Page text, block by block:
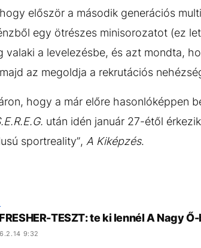
először a második generációs
egy ötrészes minisorozatot (ez
valaki a levelezésbe, és azt mondta,
az megoldja a rekrutációs
hogy a már előre hasonlóképpen
után idén január 27-étől
sportreality”, A Kiképzés.
TESZT: te ki lennél A Nagy
9:32